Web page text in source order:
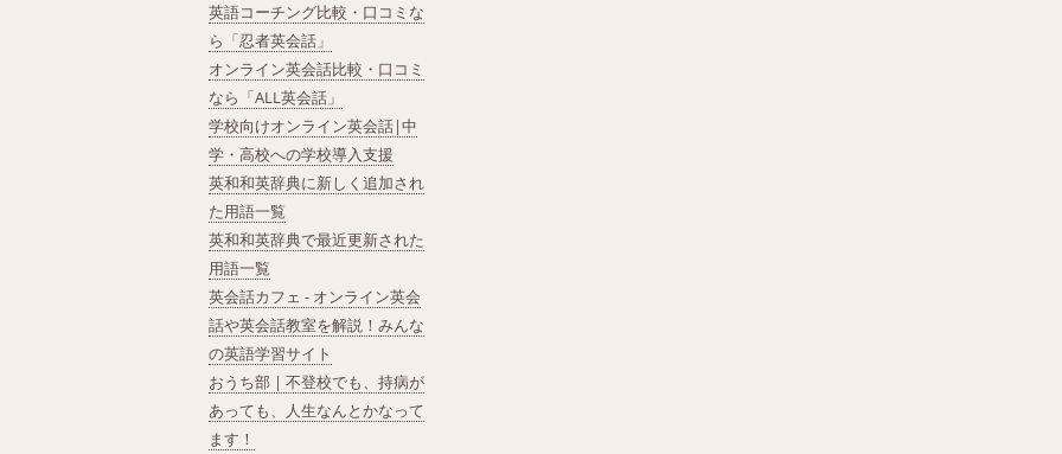
英語コーチング比較・口コミな
ら「忍者英会話」
オンライン英会話比較・口コミ
なら「ALL英会話」
学校向けオンライン英会話|中
学・高校への学校導入支援
英和和英辞典に新しく追加され
た用語一覧
英和和英辞典で最近更新された
用語一覧
英会話カフェ - オンライン英会
話や英会話教室を解説！みんな
の英語学習サイト
おうち部 | 不登校でも、持病が
あっても、人生なんとかなって
ます！